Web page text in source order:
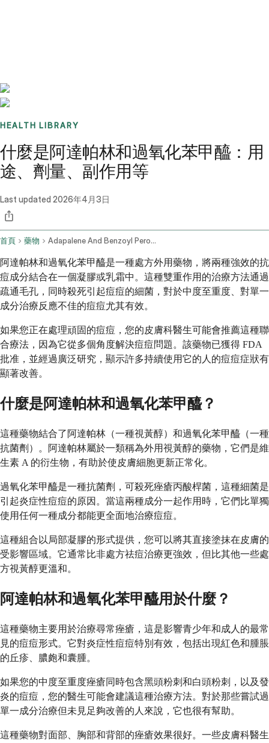
HEALTH LIBRARY
什麼是阿達帕林和過氧化苯甲醯：用
途、劑量、副作用等
Last updated 2026年4月3日
首頁 藥物 Adapalene And Benzoyl Peroxide Topical Application Route
阿達帕林和過氧化苯甲醯是一種處方外用藥物，將兩種強效的抗
痘成分結合在一個凝膠或乳霜中。這種雙重作用的治療方法通過
疏通毛孔，同時殺死引起痘痘的細菌，對於中度至重度、對單一
成分治療反應不佳的痘痘尤其有效。
如果您正在處理頑固的痘痘，您的皮膚科醫生可能會推薦這種聯
合療法，因為它從多個角度解決痘痘問題。該藥物已獲得 FDA
批准，並經過廣泛研究，顯示許多持續使用它的人的痘痘症狀有
顯著改善。
什麼是阿達帕林和過氧化苯甲醯？
這種藥物結合了阿達帕林（一種視黃醇）和過氧化苯甲醯（一種
抗菌劑）。阿達帕林屬於一類稱為外用視黃醇的藥物，它們是維
生素 A 的衍生物，有助於使皮膚細胞更新正常化。
過氧化苯甲醯是一種抗菌劑，可殺死痤瘡丙酸桿菌，這種細菌是
引起炎症性痘痘的原因。當這兩種成分一起作用時，它們比單獨
使用任何一種成分都能更全面地治療痘痘。
這種組合以局部凝膠的形式提供，您可以將其直接塗抹在皮膚的
受影響區域。它通常比非處方祛痘治療更強效，但比其他一些處
方視黃醇更溫和。
阿達帕林和過氧化苯甲醯用於什麼？
這種藥物主要用於治療尋常痤瘡，這是影響青少年和成人的最常
見的痘痘形式。它對炎症性痘痘特別有效，包括出現紅色和腫脹
的丘疹、膿皰和囊腫。
如果您的中度至重度痤瘡同時包含黑頭粉刺和白頭粉刺，以及發
炎的痘痘，您的醫生可能會建議這種治療方法。對於那些嘗試過
單一成分治療但未見足夠改善的人來說，它也很有幫助。
這種藥物對面部、胸部和背部的痤瘡效果很好。一些皮膚科醫生